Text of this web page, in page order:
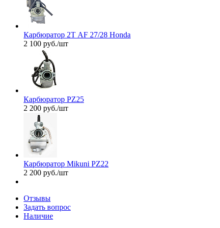
Карбюратор 2Т AF 27/28 Honda
2 100 руб./шт
Карбюратор PZ25
2 200 руб./шт
Карбюратор Mikuni PZ22
2 200 руб./шт
Отзывы
Задать вопрос
Наличие